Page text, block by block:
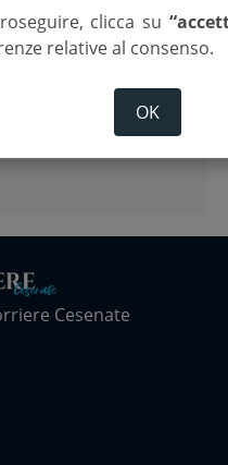
domenica del
Cesenate
clicca su
relative al consenso.
OK